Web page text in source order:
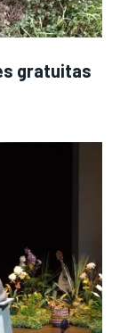
gratuitas